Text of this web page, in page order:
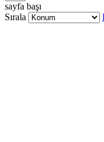
sayfa başı
Sırala